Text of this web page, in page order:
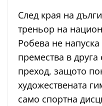
След края на
треньор на
Робева не
премества в
преход, защото
художествената
само спортна